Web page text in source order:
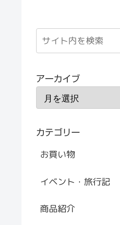
アーカイブ
カテゴリー
お買い物
イベント・旅行記
商品紹介